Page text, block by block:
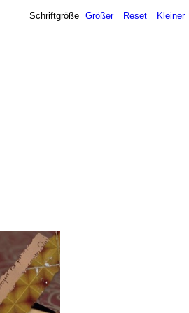
Schriftgröße Größer Reset Kleiner